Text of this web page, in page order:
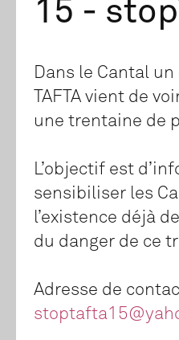
15 -
Dans le Cantal
TAFTA vient de
une trentaine de
L’objectif est
sensibiliser les
l’existence déjà
du danger de ce
Adresse de